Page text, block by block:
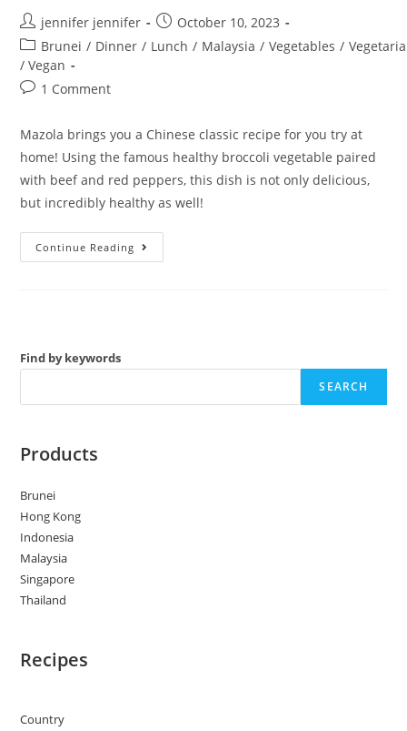
Post
author:
jennifer jennifer
Post
published:
October 10, 2023
Post
category:
Brunei / Dinner / Lunch / Malaysia / Vegetables /
/ Vegan
Post1 Comment
Mazola brings you a Chinese classic recipe for you try at
home! Using the famous healthy broccoli vegetable paired
with beef and red peppers, this dish is not only delicious,
but incredibly healthy as well!
Continue Reading Stir
Fried
Find by keywords
SEARCH
Products
Brunei
Hong Kong
Indonesia
Malaysia
Singapore
Thailand
Recipes
Country